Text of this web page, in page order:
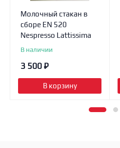
Молочный стакан в
сборе EN 520
Nespresso Lattissima
В наличии
3 500 ₽
В корзину